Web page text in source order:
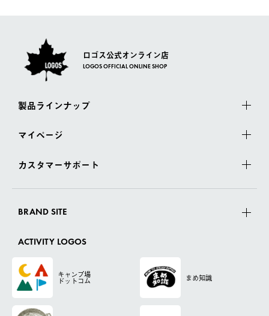
ロゴス公式オンライン店
LOGOS OFFICIAL ONLINE SHOP
製品ラインナップ
マイページ
カスタマーサポート
BRAND SITE
ACTIVITY LOGOS
キャンプ場
ドットコム まめ知識